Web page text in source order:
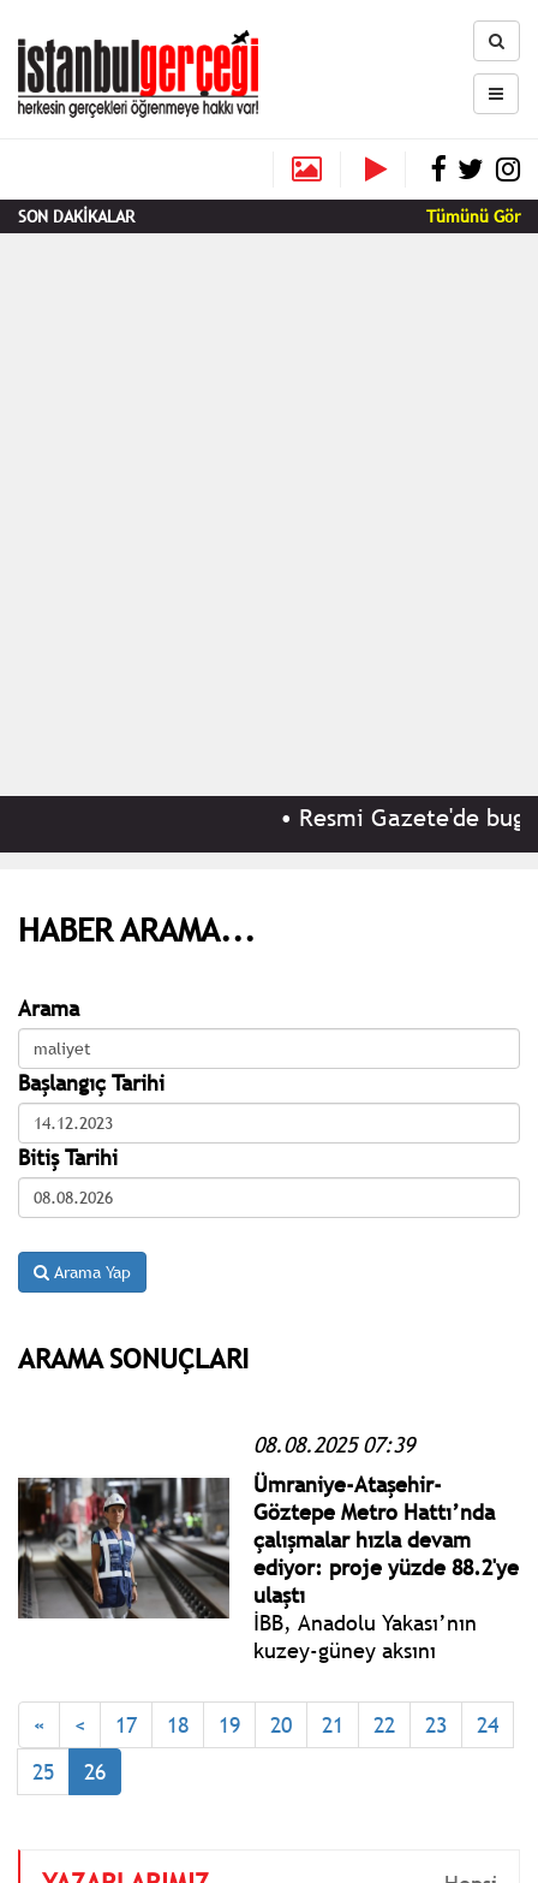
SON DAKİKALAR Tümünü Gör
•Resmi Gazete'de
HABER ARAMA...
Arama
Başlangıç Tarihi
Bitiş Tarihi
Arama Yap
ARAMA SONUÇLARI
08.08.2025 07:39
Ümraniye-Ataşehir-
Göztepe Metro Hattı’nda
çalışmalar hızla devam
ediyor: proje yüzde 88.2'ye
ulaştı
İBB, Anadolu Yakası’nın
kuzey-güney aksını
metro hattında yüzde 88
seviyesini aştı. 11
« < 17 18 19 20 21 22 23
24
25
26